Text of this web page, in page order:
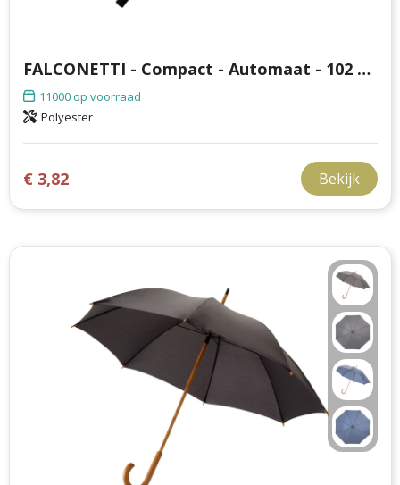
FALCONETTI - Compact - Automaat - 102 cm
11000op voorraad
Polyester
€ 3,82 Bekijk